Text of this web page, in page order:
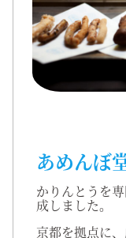
あめんぼ
かりんとうを
成しました。
京都を拠点に